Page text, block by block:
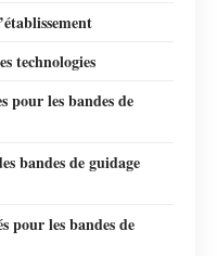
technologies
pour les bandes de
bandes de guidage
pour les bandes de